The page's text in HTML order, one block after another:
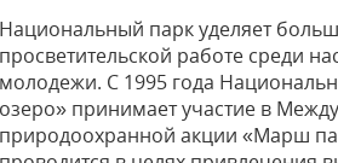
Национальный парк уделяет
просветительской работе среди
молодежи. С 1995 года
озеро» принимает участие в
природоохранной акции «Марш